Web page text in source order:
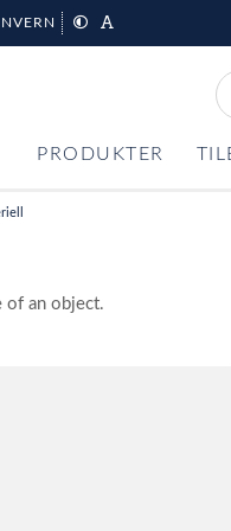
PRODUKTER
of an object.